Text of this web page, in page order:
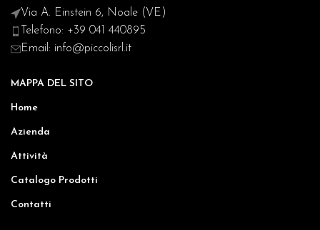
Via A. Einstein 6, Noale (VE)
Telefono: +39 041 440895
Email: info@piccolisrl.it
MAPPA DEL SITO
Home
Azienda
Attività
Catalogo Prodotti
Contatti